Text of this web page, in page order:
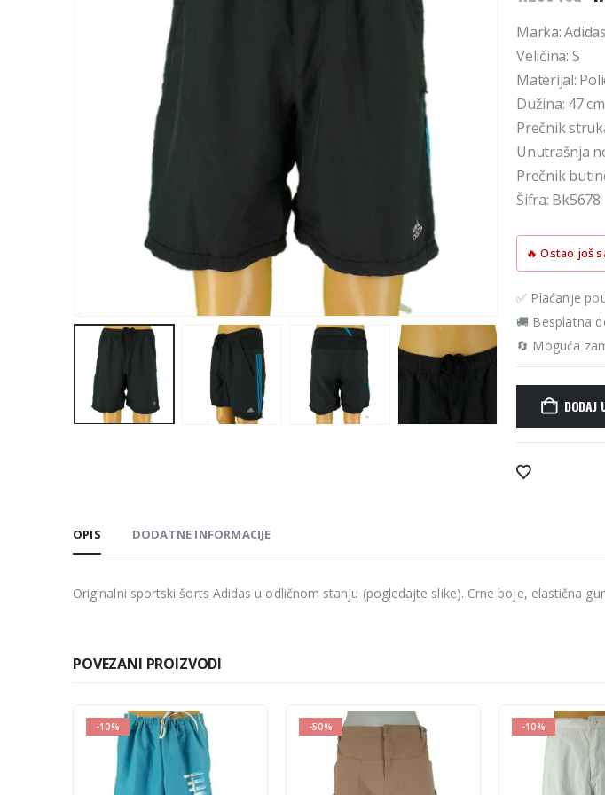
je
Marka: Adidas
Veličina: S
Materijal:
Dužina: 47 cm
Prečnik
Unutrašnja
Prečnik
Šifra: Bk5678
🔥 Ostao još
✅ Plaćanje
🚚 Besplatna
🔄 Moguća
DODAJ
Alternative:
OPIS DODATNE INFORMACIJE
Originalni sportski šorts Adidas u odličnom stanju (pogledajte slike). Crne boje, elastična
POVEZANI PROIZVODI
-50% -10% -40%